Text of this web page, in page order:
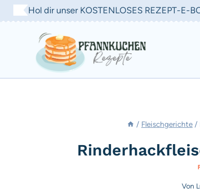
Zum
Inhalt
Hol dir unser KOSTENLOSES REZEPT-E-
/ Fleischgerichte /
Von